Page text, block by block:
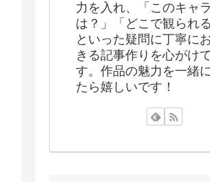
力を入れ、「このキャ
は？」「どこで観られる
といった疑問に丁寧に
きる記事作りを心がけ
す。作品の魅力を一緒
たら嬉しいです！